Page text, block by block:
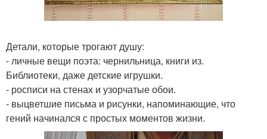
Детали, которые трогают душу:
- личные вещи поэта: чернильница, книги из.
Библиотеки, даже детские игрушки.
- росписи на стенах и узорчатые обои.
- выцветшие письма и рисунки, напоминающие, что
гений начинался с простых моментов жизни.